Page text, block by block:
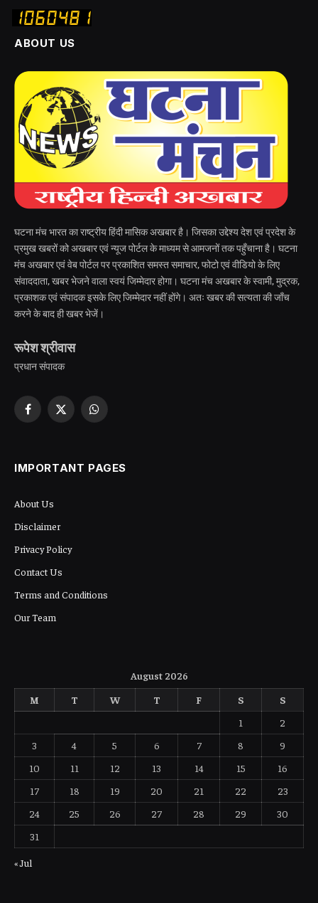
ABOUT US
घटना मंच भारत का राष्ट्रीय हिंदी मासिक अखबार है। जिसका उद्देश्य देश एवं प्रदेश के
प्रमुख खबरों को अखबार एवं न्यूज पोर्टल के माध्यम से आमजनों तक पहुँचाना है। घटना
मंच अखबार एवं वेब पोर्टल पर प्रकाशित समस्त समाचार, फोटो एवं वीडियो के लिए
संवाददाता, खबर भेजने वाला स्वयं जिम्मेदार होगा। घटना मंच अखबार के स्वामी, मुद्रक,
प्रकाशक एवं संपादक इसके लिए जिम्मेदार नहीं होंगे। अतः खबर की सत्यता की जाँच
करने के बाद ही खबर भेजें।
रूपेश श्रीवास
प्रधान संपादक
Facebook
X
WhatsApp
IMPORTANT PAGES
About Us
Disclaimer
Privacy Policy
Contact Us
Terms and Conditions
Our Team
August 2026
M
T W T F S
S
1
2
3
4 5 6 7 8
9
10
11 12 13 14 15
16
17
18 19 20 21 22
23
24
25 26 27 28 29
30
31
« Jul